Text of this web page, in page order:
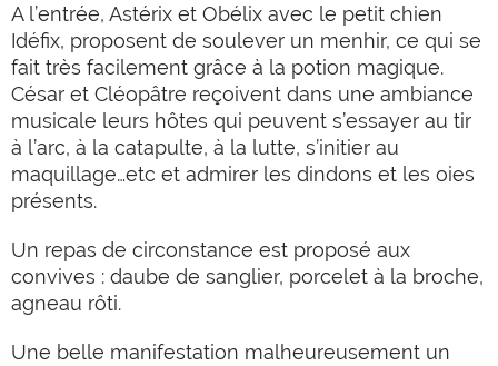
A l’entrée, Astérix et Obélix avec le petit chien
Idéfix, proposent de soulever un menhir, ce qui se
fait très facilement grâce à la potion magique.
César et Cléopâtre reçoivent dans une ambiance
musicale leurs hôtes qui peuvent s’essayer au tir
à l’arc, à la catapulte, à la lutte, s’initier au
maquillage…etc et admirer les dindons et les oies
présents.
Un repas de circonstance est proposé aux
convives : daube de sanglier, porcelet à la broche,
agneau rôti.
Une belle manifestation malheureusement un